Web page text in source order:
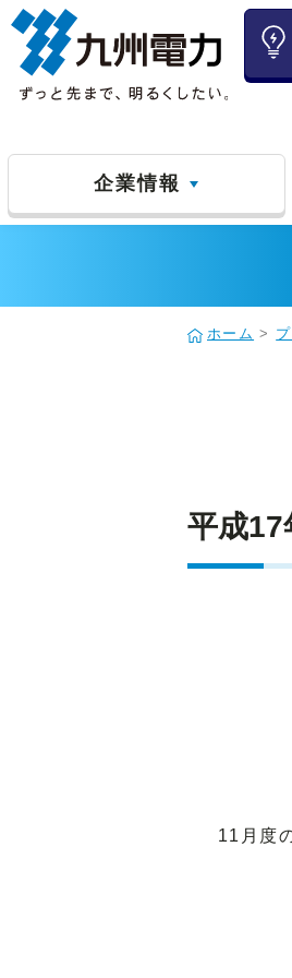
企業情報
ホーム >
平成17
11月度の